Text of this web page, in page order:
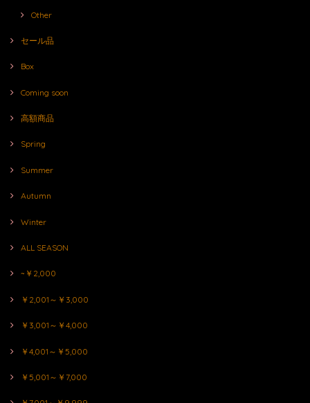
Other
セール品
Box
Coming soon
高額商品
Spring
Summer
Autumn
Winter
ALL SEASON
~￥2,000
￥2,001～￥3,000
￥3,001～￥4,000
￥4,001～￥5,000
￥5,001～￥7,000